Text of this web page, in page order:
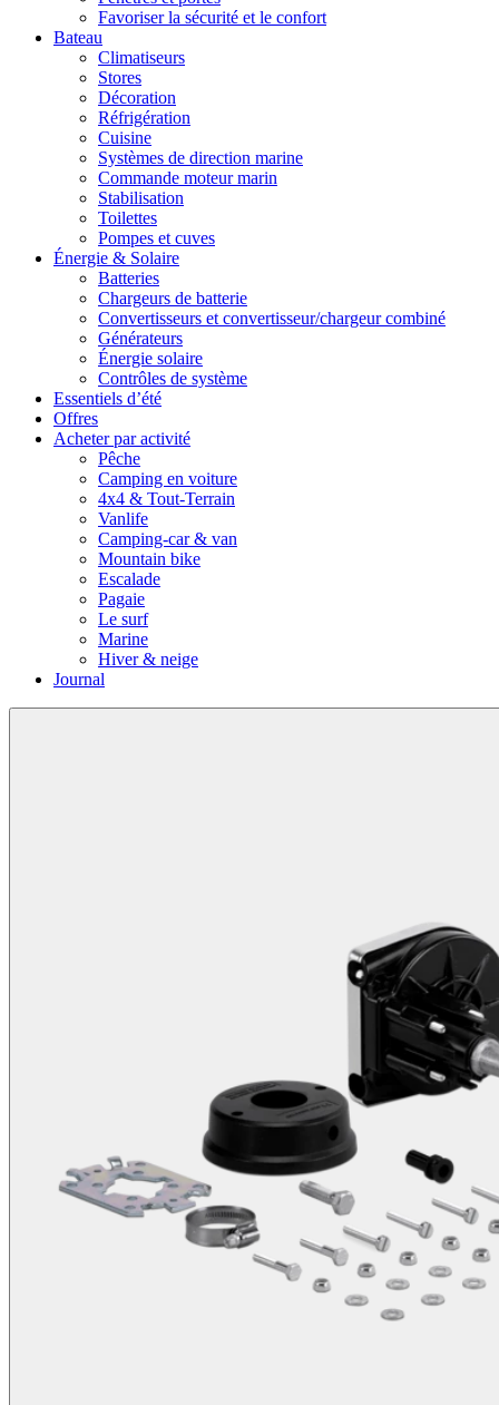
Favoriser la sécurité et le confort
Bateau
Climatiseurs
Stores
Décoration
Réfrigération
Cuisine
Systèmes de direction marine
Commande moteur marin
Stabilisation
Toilettes
Pompes et cuves
Énergie & Solaire
Batteries
Chargeurs de batterie
Convertisseurs et convertisseur/chargeur combiné
Générateurs
Énergie solaire
Contrôles de système
Essentiels d’été
Offres
Acheter par activité
Pêche
Camping en voiture
4x4 & Tout-Terrain
Vanlife
Camping-car & van
Mountain bike
Escalade
Pagaie
Le surf
Marine
Hiver & neige
Journal